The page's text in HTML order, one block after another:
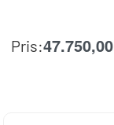
Pris:47.750,00